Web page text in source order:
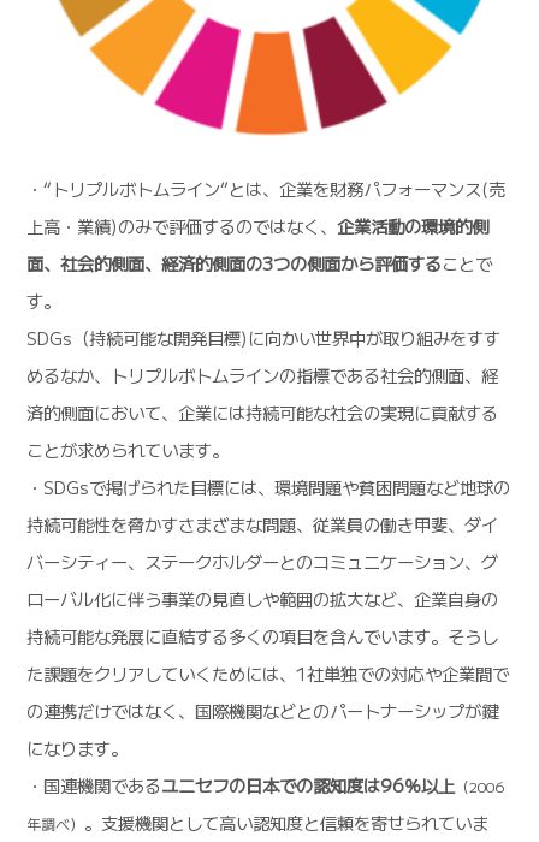
・“トリプルボトムライン”とは、企業を財務パフォーマンス(売
上高・業績)のみで評価するのではなく、企業活動の環境的側
面、社会的側面、経済的側面の3つの側面から評価することで
す。
SDGs（持続可能な開発目標)に向かい世界中が取り組みをすす
めるなか、トリプルボトムラインの指標である社会的側面、経
済的側面において、企業には持続可能な社会の実現に貢献する
ことが求められています。
・SDGsで掲げられた目標には、環境問題や貧困問題など地球の
持続可能性を脅かすさまざまな問題、従業員の働き甲斐、ダイ
バーシティー、ステークホルダーとのコミュニケーション、グ
ローバル化に伴う事業の見直しや範囲の拡大など、企業自身の
持続可能な発展に直結する多くの項目を含んでいます。そうし
た課題をクリアしていくためには、1社単独での対応や企業間で
の連携だけではなく、国際機関などとのパートナーシップが鍵
になります。
・国連機関であるユニセフの日本での認知度は96％以上 （2006
年調べ） 。支援機関として高い認知度と信頼を寄せられていま